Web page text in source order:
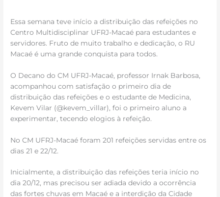
Essa semana teve início a distribuição das refeições no
Centro Multidisciplinar UFRJ-Macaé para estudantes e
servidores. Fruto de muito trabalho e dedicação, o RU
Macaé é uma grande conquista para todos.
O Decano do CM UFRJ-Macaé, professor Irnak Barbosa,
acompanhou com satisfação o primeiro dia de
distribuição das refeições e o estudante de Medicina,
Kevem Vilar (@kevem_villar), foi o primeiro aluno a
experimentar, tecendo elogios à refeição.
No CM UFRJ-Macaé foram 201 refeições servidas entre os
dias 21 e 22/12.
Inicialmente, a distribuição das refeições teria início no
dia 20/12, mas precisou ser adiada devido a ocorrência
das fortes chuvas em Macaé e a interdição da Cidade